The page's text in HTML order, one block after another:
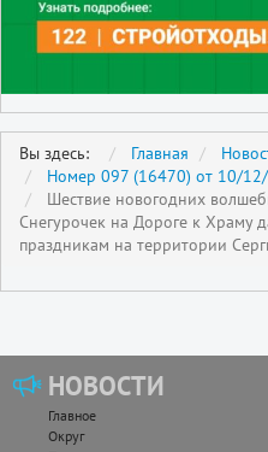
Вы здесь: Главная
Номер 097 (16470) от 10/
Шествие новогодних
Снегурочек на Дороге к Храму
праздникам на территории
НОВОСТИ
Главное
Округ